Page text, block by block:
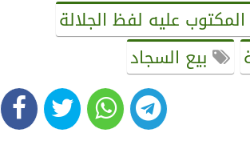
عليه لفظ الجلالة
بيع السجاد